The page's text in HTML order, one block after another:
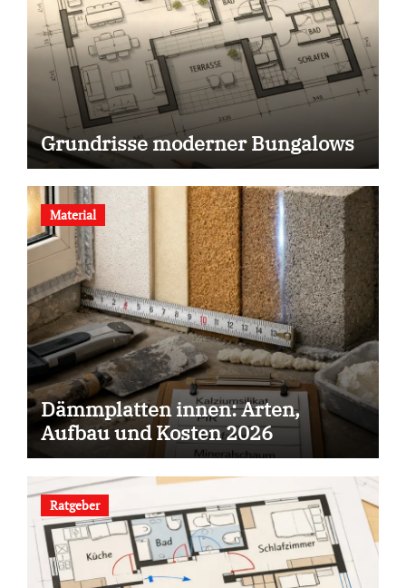
Grundrisse moderner Bungalows
Material
Dämmplatten innen: Arten,
Aufbau und Kosten 2026
Ratgeber